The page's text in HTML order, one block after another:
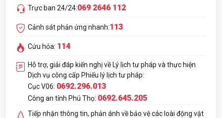
Trực ban 24/24:069 2646 112
Cảnh sát phản ứng nhanh:113
Cứu hỏa: 114
Hỗ trợ, giải đáp kiến nghị về Lý lịch tư pháp và thực hiện
Dịch vụ công cấp Phiếu lý lịch tư pháp:
Cục V06: 0692.296.013
Công an tỉnh Phú Thọ: 0692.645.205
Tiếp nhận thông tin, phản ánh về bảo vệ các loài động vật